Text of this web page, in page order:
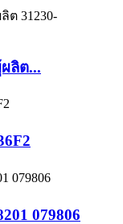
ลิต...
079806